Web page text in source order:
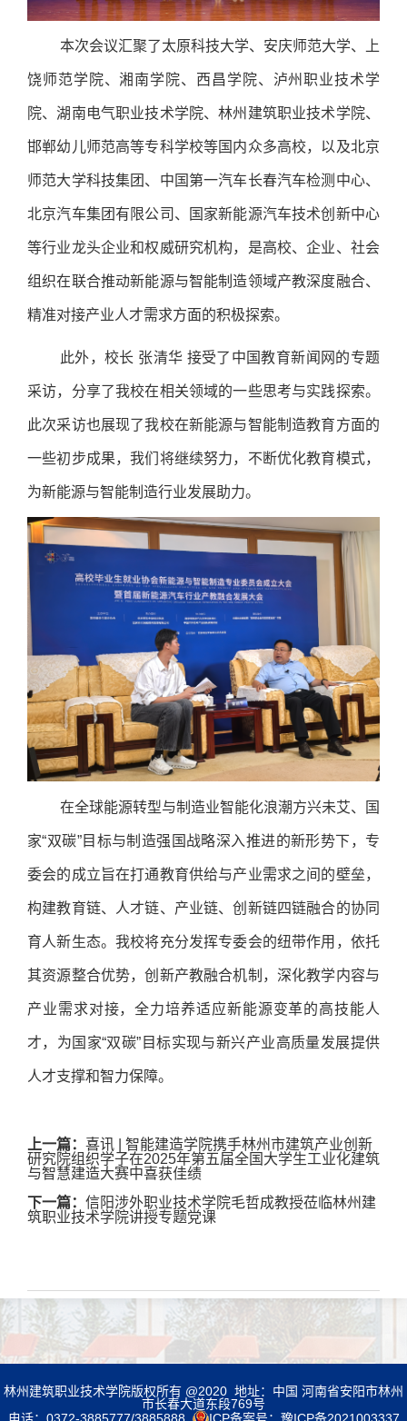
本次会议汇聚了太原科技大学、安庆师范大学、上
饶师范学院、湘南学院、西昌学院、泸州职业技术学
院、湖南电气职业技术学院、林州建筑职业技术学院、
邯郸幼儿师范高等专科学校等国内众多高校，以及北京
师范大学科技集团、中国第一汽车长春汽车检测中心、
北京汽车集团有限公司、国家新能源汽车技术创新中心
等行业龙头企业和权威研究机构，是高校、企业、社会
组织在联合推动新能源与智能制造领域产教深度融合、
精准对接产业人才需求方面的积极探索。
此外，校长 张清华 接受了中国教育新闻网的专题
采访，分享了我校在相关领域的一些思考与实践探索。
此次采访也展现了我校在新能源与智能制造教育方面的
一些初步成果，我们将继续努力，不断优化教育模式，
为新能源与智能制造行业发展助力。
在全球能源转型与制造业智能化浪潮方兴未艾、国
家“双碳”目标与制造强国战略深入推进的新形势下，专
委会的成立旨在打通教育供给与产业需求之间的壁垒，
构建教育链、人才链、产业链、创新链四链融合的协同
育人新生态。我校将充分发挥专委会的纽带作用，依托
其资源整合优势，创新产教融合机制，深化教学内容与
产业需求对接，全力培养适应新能源变革的高技能人
才，为国家“双碳”目标实现与新兴产业高质量发展提供
人才支撑和智力保障。
上一篇： 喜讯 | 智能建造学院携手林州市建筑产业创新
研究院组织学子在2025年第五届全国大学生工业化建筑
与智慧建造大赛中喜获佳绩
下一篇： 信阳涉外职业技术学院毛哲成教授莅临林州建
筑职业技术学院讲授专题党课
林州建筑职业技术学院版权所有 @2020 地址：中国 河南省安阳市林州
市长春大道东段769号
电话：0372-3885777/3885888
ICP备案号： 豫ICP备2021003337